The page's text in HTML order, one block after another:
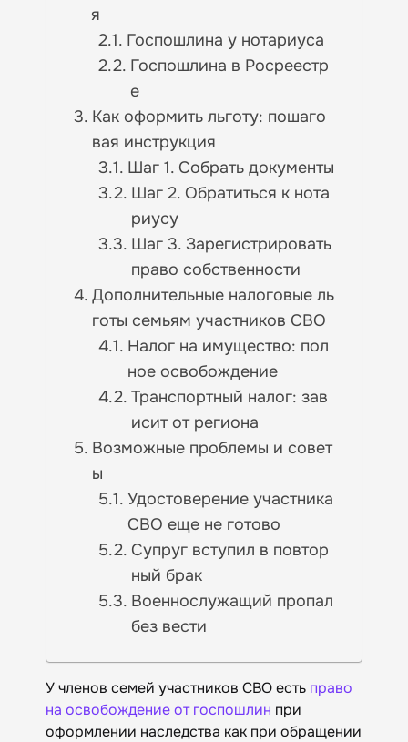
я
Госпошлина у нотариуса
Госпошлина в Росреестр
е
Как оформить льготу: пошаго
вая инструкция
Шаг 1. Собрать документы
Шаг 2. Обратиться к нота
риусу
Шаг 3. Зарегистрировать
право собственности
Дополнительные налоговые ль
готы семьям участников СВО
Налог на имущество: пол
ное освобождение
Транспортный налог: зав
исит от региона
Возможные проблемы и совет
ы
Удостоверение участника
СВО еще не готово
Супруг вступил в повтор
ный брак
Военнослужащий пропал
без вести
У членов семей участников СВО есть право
на освобождение от госпошлин при
оформлении наследства как при обращении